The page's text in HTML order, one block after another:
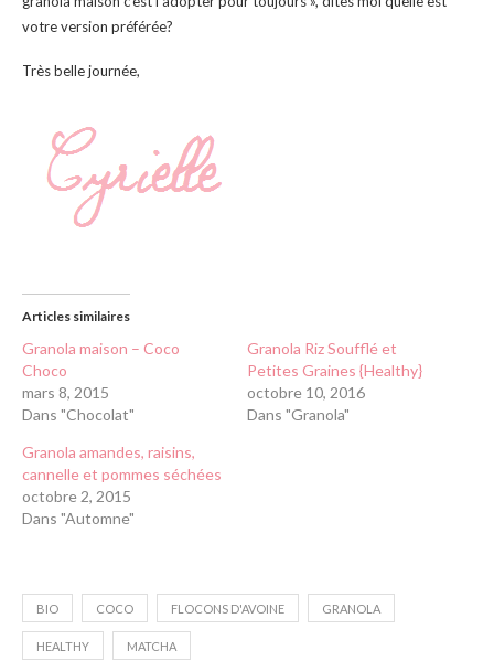
votre version préférée?
Très belle journée,
Articles similaires
Granola maison – Coco
Choco
mars 8, 2015
Dans "Chocolat"
Granola Riz Soufflé et
Petites Graines {Healthy}
octobre 10, 2016
Dans "Granola"
Granola amandes, raisins,
cannelle et pommes séchées
octobre 2, 2015
Dans "Automne"
BIO COCO FLOCONS D'AVOINE GRANOLA
HEALTHY MATCHA